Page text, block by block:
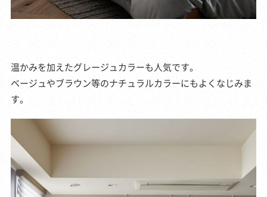
温かみを加えたグレージュカラーも人気です。
ベージュやブラウン等のナチュラルカラーにもよくなじみま
す。